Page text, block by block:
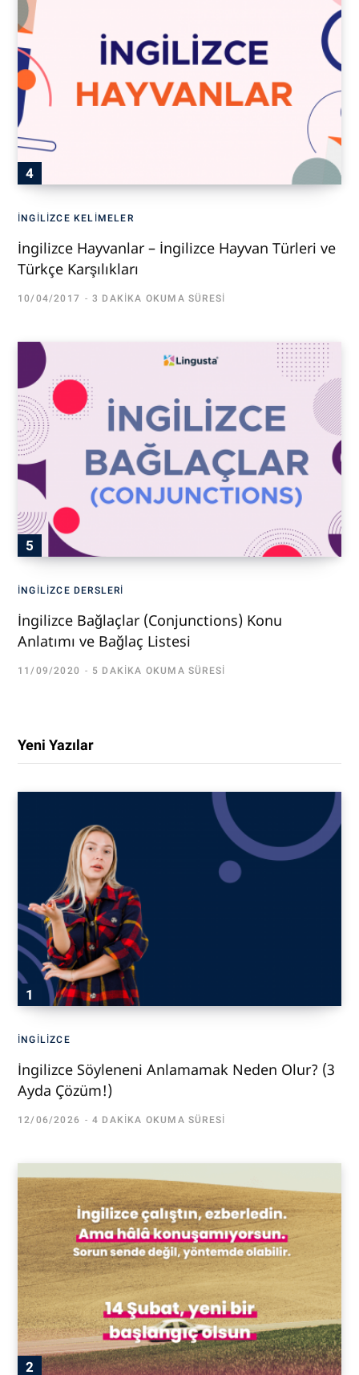
İNGILIZCE KELIMELER
İngilizce Hayvanlar – İngilizce Hayvan Türleri ve
Türkçe Karşılıkları
10/04/2017 3 DAKIKA OKUMA SÜRESI
İNGILIZCE DERSLERI
İngilizce Bağlaçlar (Conjunctions) Konu
Anlatımı ve Bağlaç Listesi
11/09/2020 5 DAKIKA OKUMA SÜRESI
Yeni Yazılar
İNGILIZCE
İngilizce Söyleneni Anlamamak Neden Olur? (3
Ayda Çözüm!)
12/06/2026 4 DAKIKA OKUMA SÜRESI